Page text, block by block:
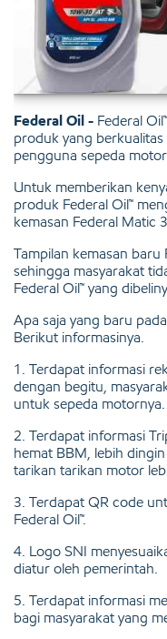
Federal Oil - Federal
produk yang
pengguna sepeda
Untuk memberikan
produk Federal Oil™
kemasan Federal Matic
Tampilan kemasan
sehingga masyarakat
Federal Oil™ yang
Apa saja yang baru
Berikut informasinya.
1. Terdapat informasi
dengan begitu,
untuk sepeda motornya.
2. Terdapat informasi
hemat BBM, lebih
tarikan tarikan motor
3. Terdapat QR code
Federal Oil™.
4. Logo SNI
diatur oleh pemerintah.
5. Terdapat informasi
bagi masyarakat yang